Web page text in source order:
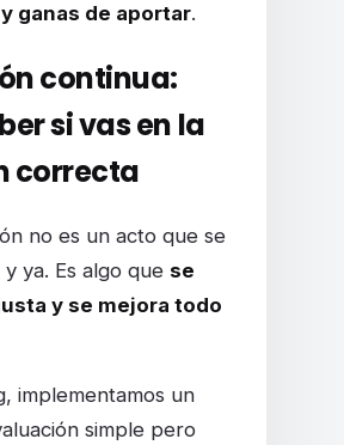
ganas de aportar.
continua:
si vas en la
correcta
no es un acto que se
ya. Es algo que se
y se mejora todo
implementamos un
simple pero